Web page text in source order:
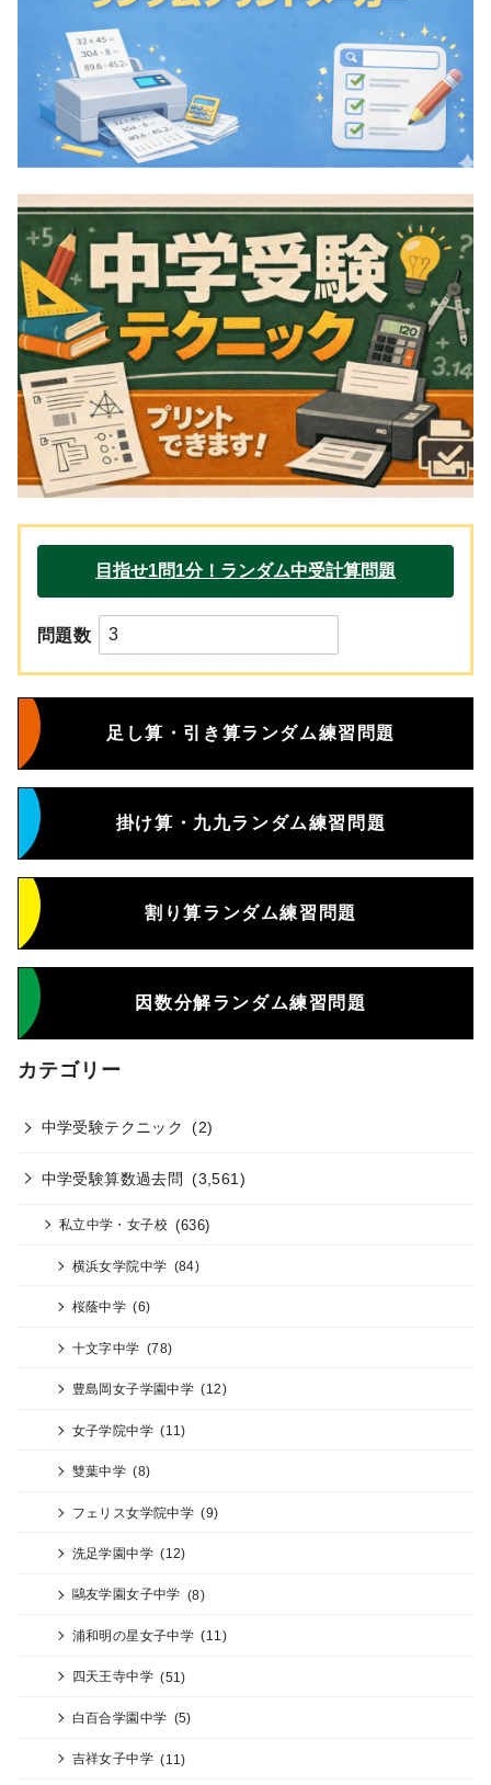
問題数
足し算・引き算ランダム練習問題
掛け算・九九ランダム練習問題
割り算ランダム練習問題
因数分解ランダム練習問題
カテゴリー
中学受験テクニック (2)
中学受験算数過去問 (3,561)
私立中学・女子校 (636)
横浜女学院中学 (84)
桜蔭中学 (6)
十文字中学 (78)
豊島岡女子学園中学 (12)
女子学院中学 (11)
雙葉中学 (8)
フェリス女学院中学 (9)
洗足学園中学 (12)
鷗友学園女子中学 (8)
浦和明の星女子中学 (11)
四天王寺中学 (51)
白百合学園中学 (5)
吉祥女子中学 (11)